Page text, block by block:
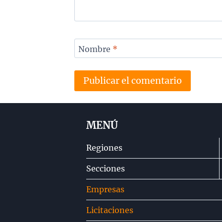
Nombre *
MENÚ
Regiones
Secciones
Empresas
Licitaciones